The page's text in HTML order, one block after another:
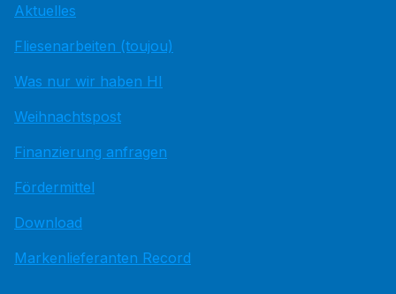
Aktuelles
Fliesenarbeiten (toujou)
Was nur wir haben HI
Weihnachtspost
Finanzierung anfragen
Fördermittel
Download
Markenlieferanten Record